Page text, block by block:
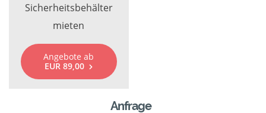
Sicherheitsbehälter
mieten
Angebote ab
EUR 89,00
Anfrage